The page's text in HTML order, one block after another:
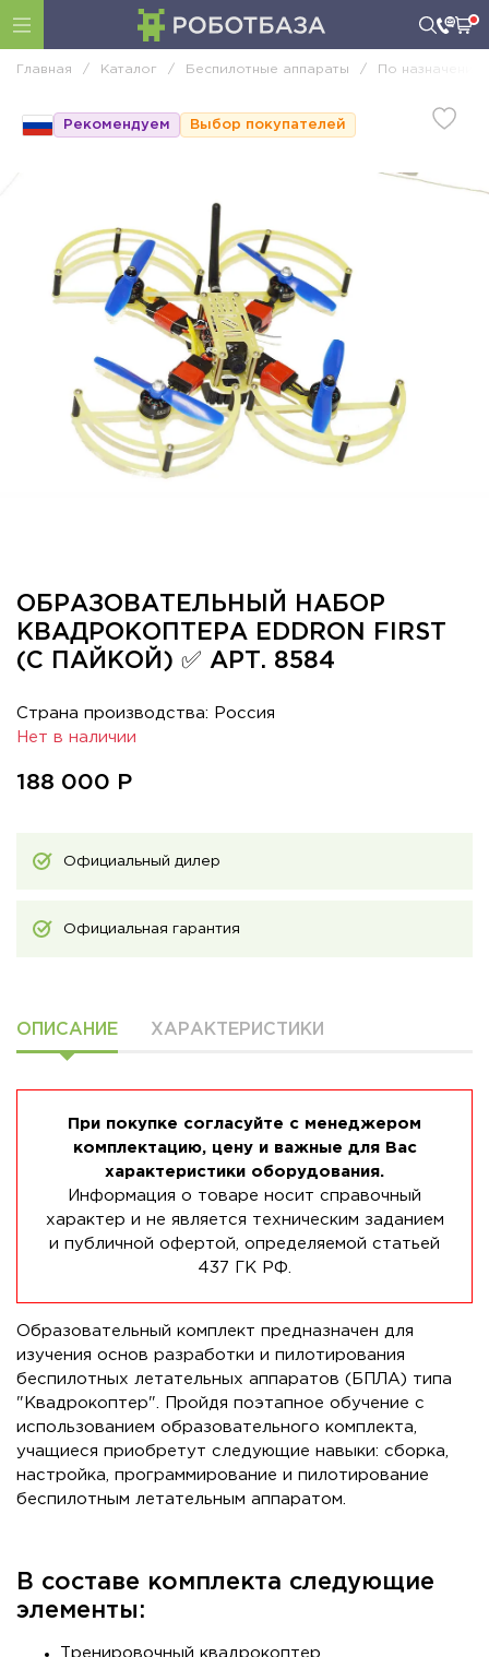
Главная / Каталог / Беспилотные аппараты / По назначению
Рекомендуем Выбор покупателей
ОБРАЗОВАТЕЛЬНЫЙ НАБОР
КВАДРОКОПТЕРА EDDRON FIRST
(С ПАЙКОЙ) ✅ АРТ. 8584
Страна производства: Россия
Нет в наличии
188 000 Р
Официальный дилер
Официальная гарантия
ОПИСАНИЕ ХАРАКТЕРИСТИКИ
При покупке согласуйте с менеджером
комплектацию, цену и важные для Вас
характеристики оборудования.
Информация о товаре носит справочный
характер и не является техническим заданием
и публичной офертой, определяемой статьей
437 ГК РФ.
Образовательный комплект предназначен для
изучения основ разработки и пилотирования
беспилотных летательных аппаратов (БПЛА) типа
"Квадрокоптер". Пройдя поэтапное обучение с
использованием образовательного комплекта,
учащиеся приобретут следующие навыки: сборка,
настройка, программирование и пилотирование
беспилотным летательным аппаратом.
В составе комплекта следующие
элементы:
Тренировочный квадрокоптер